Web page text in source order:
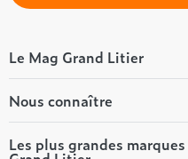
Le Mag Grand Litier
Bien-être
Conseils literie
Tous les articles du Mag
Nous connaître
Qui sommes-nous ?
Les plus grandes